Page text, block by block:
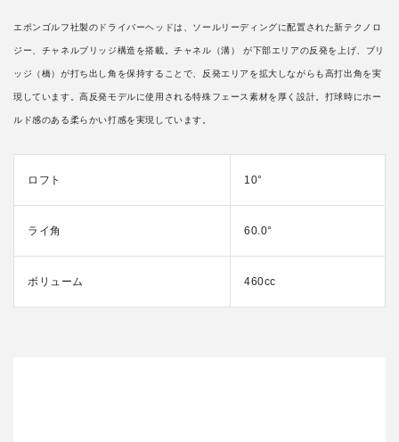
エポンゴルフ社製のドライバーヘッドは、ソールリーディングに配置された新テクノロ
ジー、チャネルブリッジ構造を搭載。チャネル（溝） が下部エリアの反発を上げ、ブリ
ッジ（橋）が打ち出し角を保持することで、反発エリアを拡大しながらも高打出角を実
現しています。高反発モデルに使用される特殊フェース素材を厚く設計。打球時にホー
ルド感のある柔らかい打感を実現しています。
ロフト 10°
ライ角 60.0°
ボリューム 460cc